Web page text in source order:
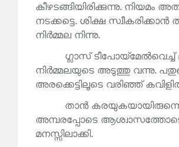
കീഴടങ്ങിയിരിക്കുന്നു. നിയമം
നടക്കട്ടെ. ശിക്ഷ സ്വീകരിക്കാൻ
നിർമ്മല നിന്നു.
ഗ്ലാസ് ടീപോയ്‌മേൽവെച്ച്
നിർമ്മലയുടെ അടുത്തു വന്നു.
അരക്കെട്ടിലൂടെ വരിഞ്ഞ്
താൻ
അമ്പരപ്പോടെ
മനസ്സിലാക്കി.